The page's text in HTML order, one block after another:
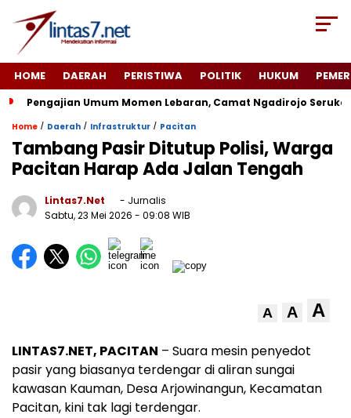
HOME DAERAH PERISTIWA POLITIK HUKUM
Pengajian Umum Momen Lebaran, Camat Ngadirojo
Home / Daerah / Infrastruktur / Pacitan
Tambang Pasir Ditutup Polisi, Warga
Pacitan Harap Ada Jalan Tengah
Lintas7.net
- Jurnalis
Sabtu, 23 Mei 2026 - 09:08 WIB
A A A
LINTAS7.NET, PACITAN – Suara mesin penyedot
pasir yang biasanya terdengar di aliran sungai
kawasan Kauman, Desa Arjowinangun, Kecamatan
Pacitan, kini tak lagi terdengar.